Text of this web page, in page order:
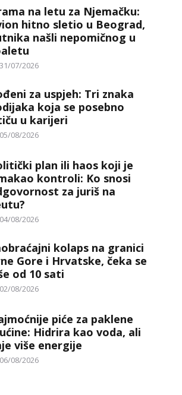
na letu za Njemačku:
hitno sletio u Beograd,
našli nepomičnog u
Posted
31/07/2026
za uspjeh: Tri znaka
koja se posebno
u karijeri
Posted
05/08/2026
plan ili haos koji je
kontroli: Ko snosi
za juriš na
Posted
04/08/2026
kolaps na granici
Gore i Hrvatske, čeka se
od 10 sati
Posted
02/08/2026
piće za paklene
Hidrira kao voda, ali
više energije
Posted
06/08/2026